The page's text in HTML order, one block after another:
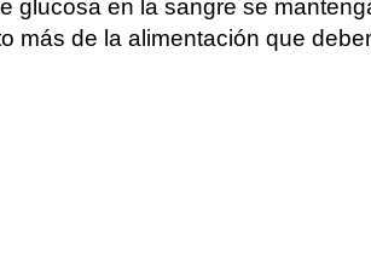
glucosa en la sangre se
más de la alimentación que